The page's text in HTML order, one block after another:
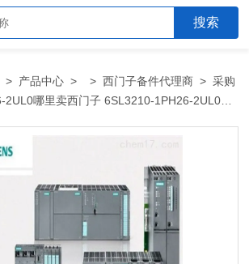
> 产品中心 > >西门子备件代理商 > 采购
哪里卖西门子 6SL3210-1PH26-2UL0代